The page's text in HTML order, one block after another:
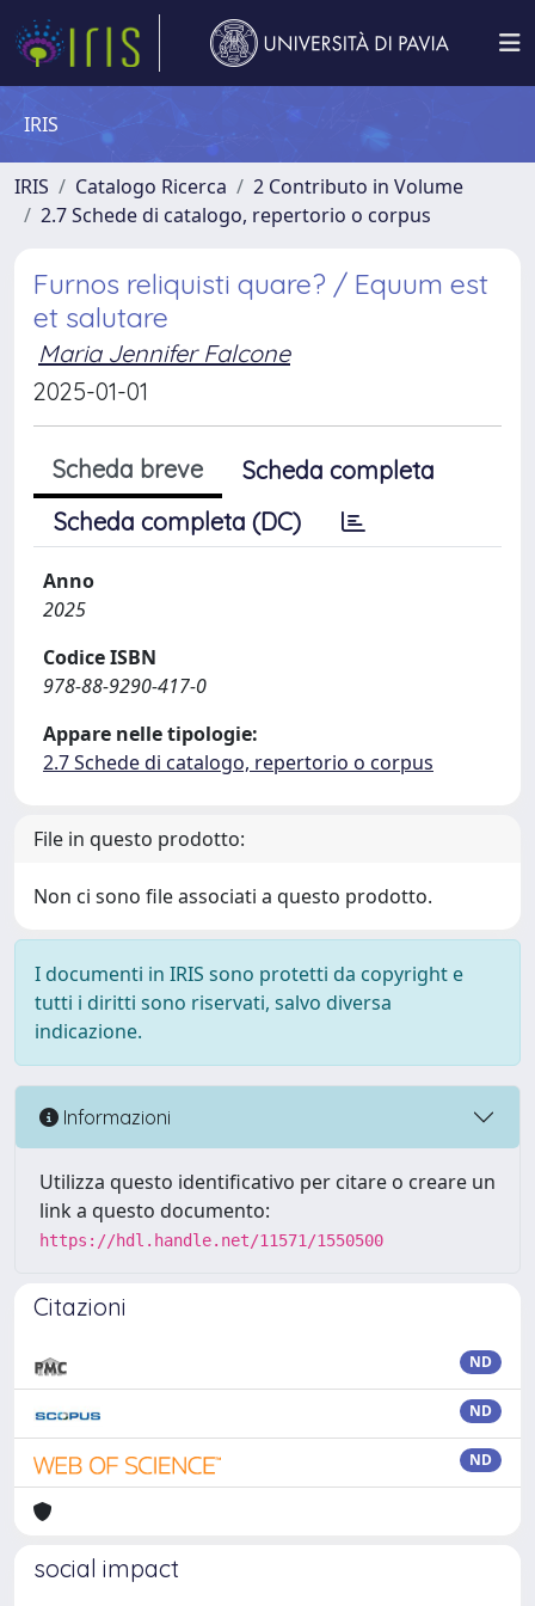
IRIS
IRIS Catalogo Ricerca
2 Contributo in Volume
2.7 Schede di catalogo, repertorio o corpus
Furnos reliquisti quare? / Equum est
et salutare
Maria Jennifer Falcone
2025-01-01
Scheda breve
Scheda completa
Scheda completa (DC)
Anno
2025
Codice ISBN
978-88-9290-417-0
Appare nelle tipologie:
2.7 Schede di catalogo, repertorio o corpus
File in questo prodotto:
Non ci sono file associati a questo prodotto.
I documenti in IRIS sono protetti da copyright e
tutti i diritti sono riservati, salvo diversa
indicazione.
Informazioni
Utilizza questo identificativo per citare o creare un
link a questo documento:
https://hdl.handle.net/11571/1550500
Citazioni
ND
ND
ND
social impact